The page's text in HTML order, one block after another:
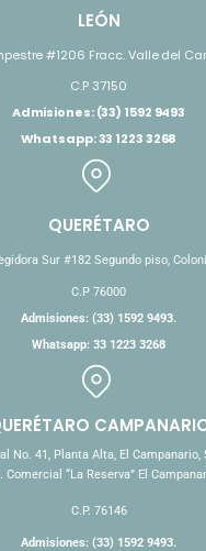
LEÓN
#1206 Fracc. Valle del
C.P 37150
Admisiones: (33) 1592 9493
Whatsapp: 33 1223 3268
QUERÉTARO
Sur #182 Segundo piso,
C.P 76000
Admisiones: (33) 1592 9493.
Whatsapp: 33 1223 3268
No. 41, Planta Alta, El
Comercial “La Reserva” El
C.P. 76146
Admisiones: (33) 1592 9493.